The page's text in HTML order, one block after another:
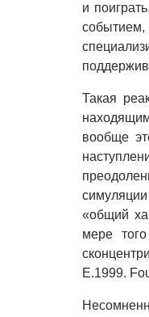
и
Такая
вообще
«общий
мере
E.1999.